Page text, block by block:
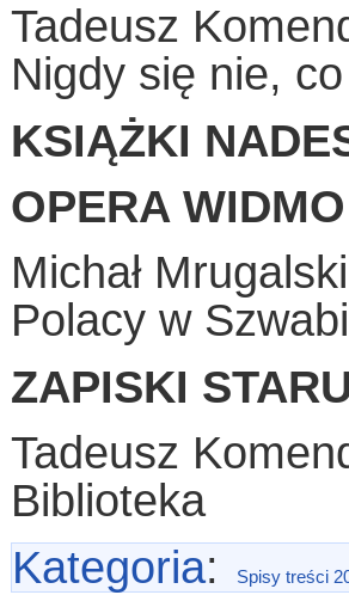
Tadeusz
Nigdy się nie,
KSIĄŻKI
OPERA WIDMO
Michał Mrugalski
Polacy w
ZAPISKI
Tadeusz
Biblioteka
Kategoria: Spisy treści